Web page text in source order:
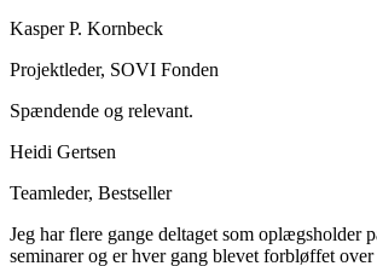
Kasper P. Kornbeck
Projektleder, SOVI Fonden
Spændende og relevant.
Heidi Gertsen
Teamleder, Bestseller
Jeg har flere gange deltaget som oplægsholder
seminarer og er hver gang blevet forbløffet